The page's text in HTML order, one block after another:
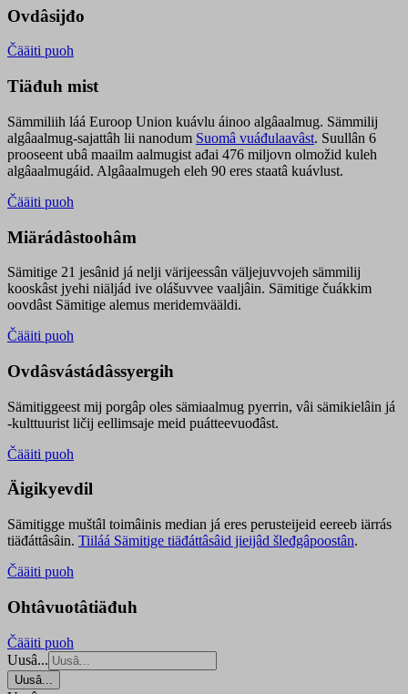
Ovdâsijđo
Čääiti puoh
Tiäđuh mist
Sämmiliih láá Euroop Union kuávlu áinoo algâaalmug. Sämmilij
algâaalmug-sajattâh lii nanodum Suomâ vuáđulaavâst. Suullân 6
prooseent ubâ maailm aalmugist ađai 476 miljovn olmožid kuleh
algâaalmugáid. Algâaalmugeh eleh 90 eres staatâ kuávlust.
Čääiti puoh
Miärádâstoohâm
Sämitige 21 jesânid já nelji värijeessân väljejuvvojeh sämmilij
kooskâst jyehi niäljád ive olášuvvee vaaljâin. Sämitige čuákkim
oovdâst Sämitige alemus meridemvääldi.
Čääiti puoh
Ovdâsvástádâssyergih
Sämitiggeest mij porgâp oles sämiaalmug pyerrin, vâi sämikielâin já
-kulttuurist ličij eellimsaje meid puátteevuođâst.
Čääiti puoh
Äigikyevdil
Sämitigge muštâl toimâinis median já eres perusteijeid eereeb iärrás
tiäđáttâsâin. Tiiláá Sämitige tiäđáttâsâid jieijâd šleđgâpoostân.
Čääiti puoh
Ohtâvuotâtiäđuh
Čääiti puoh
Uusâ...
Uusâ...